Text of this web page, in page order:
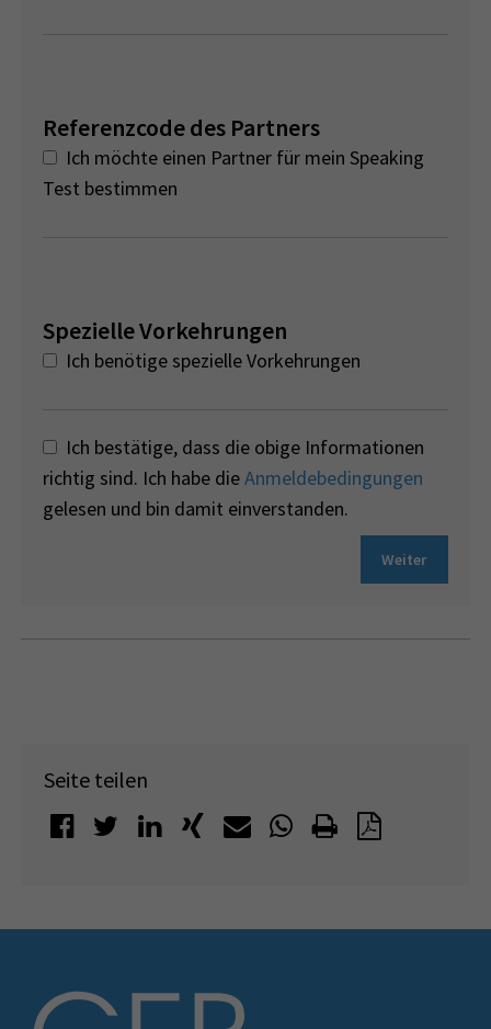
Referenzcode des Partners
Ich möchte einen Partner für mein Speaking
Test bestimmen
Spezielle Vorkehrungen
Ich benötige spezielle Vorkehrungen
Ich bestätige, dass die obige Informationen
richtig sind. Ich habe dieAnmeldebedingungen
gelesen und bin damit einverstanden.
Weiter
Seite teilen